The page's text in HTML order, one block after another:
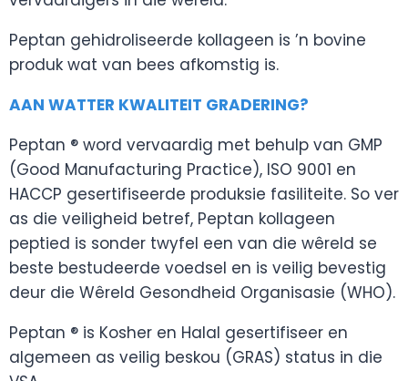
Peptan gehidroliseerde kollageen is ’n bovine
produk wat van bees afkomstig is.
AAN WATTER KWALITEIT GRADERING?
Peptan ® word vervaardig met behulp van GMP
(Good Manufacturing Practice), ISO 9001 en
HACCP gesertifiseerde produksie fasiliteite. So ver
as die veiligheid betref, Peptan kollageen
peptied is sonder twyfel een van die wêreld se
beste bestudeerde voedsel en is veilig bevestig
deur die Wêreld Gesondheid Organisasie (WHO).
Peptan ® is Kosher en Halal gesertifiseer en
algemeen as veilig beskou (GRAS) status in die